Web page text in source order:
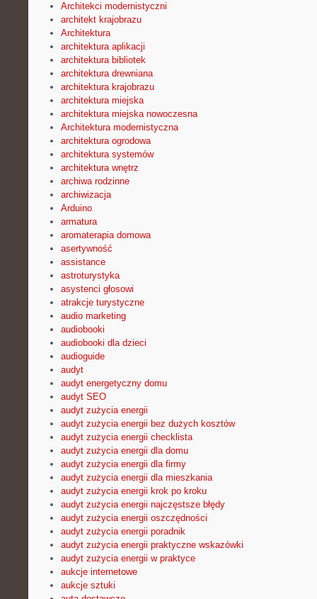
Architekci modernistyczni
architekt krajobrazu
Architektura
architektura aplikacji
architektura bibliotek
architektura drewniana
architektura krajobrazu
architektura miejska
architektura miejska nowoczesna
Architektura modernistyczna
architektura ogrodowa
architektura systemów
architektura wnętrz
archiwa rodzinne
archiwizacja
Arduino
armatura
aromaterapia domowa
asertywność
assistance
astroturystyka
asystenci głosowi
atrakcje turystyczne
audio marketing
audiobooki
audiobooki dla dzieci
audioguide
audyt
audyt energetyczny domu
audyt SEO
audyt zużycia energii
audyt zużycia energii bez dużych kosztów
audyt zużycia energii checklista
audyt zużycia energii dla domu
audyt zużycia energii dla firmy
audyt zużycia energii dla mieszkania
audyt zużycia energii krok po kroku
audyt zużycia energii najczęstsze błędy
audyt zużycia energii oszczędności
audyt zużycia energii poradnik
audyt zużycia energii praktyczne wskazówki
audyt zużycia energii w praktyce
aukcje internetowe
aukcje sztuki